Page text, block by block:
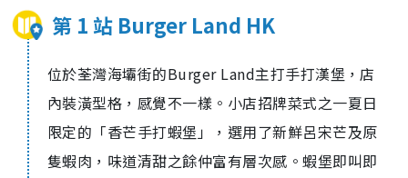
第 1 站 Burger Land HK
位於荃灣海壩街的Burger Land主打手打漢堡，店
內裝潢型格，感覺不一樣。小店招牌菜式之一夏日
限定的「香芒手打蝦堡」，選用了新鮮呂宋芒及原
隻蝦肉，味道清甜之餘仲富有層次感。蝦堡即叫即